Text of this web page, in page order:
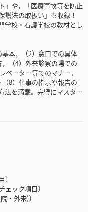
」や，「医療事故等を防止
護法の取扱い」も収録！
学校・看護学校の教材とし
本，（2）窓口での具体
（4）外来診察の場での
ーター等でのマナー，
（8）仕事の指示や報告の
を満載。完璧にマスター
ェック項目〕
・外来)〕